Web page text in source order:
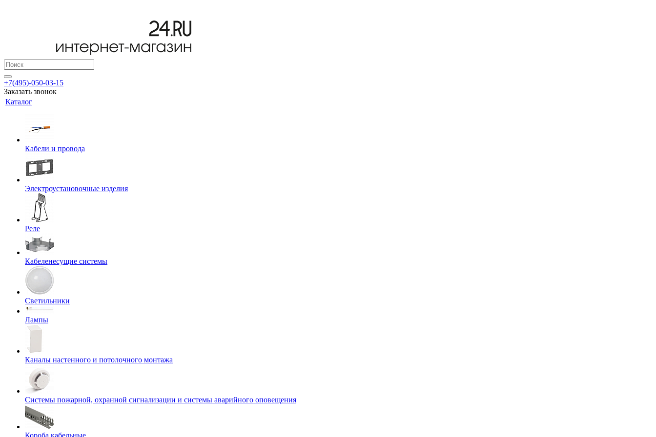
+7(495)-050-03-15
Заказать звонок
Каталог
Кабели и провода
Электроустановочные изделия
Реле
Кабеленесущие системы
Светильники
Лампы
Каналы настенного и потолочного монтажа
Системы пожарной, охранной сигнализации и системы аварийного оповещения
Короба кабельные